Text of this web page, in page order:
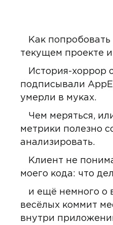
Как
текущем проекте
История-хоррор
подписывали
умерли в муках.
Чем меряться,
метрики полезно
анализировать.
Клиент не
моего кода: что
и ещё немного о
весёлых коммит
внутри